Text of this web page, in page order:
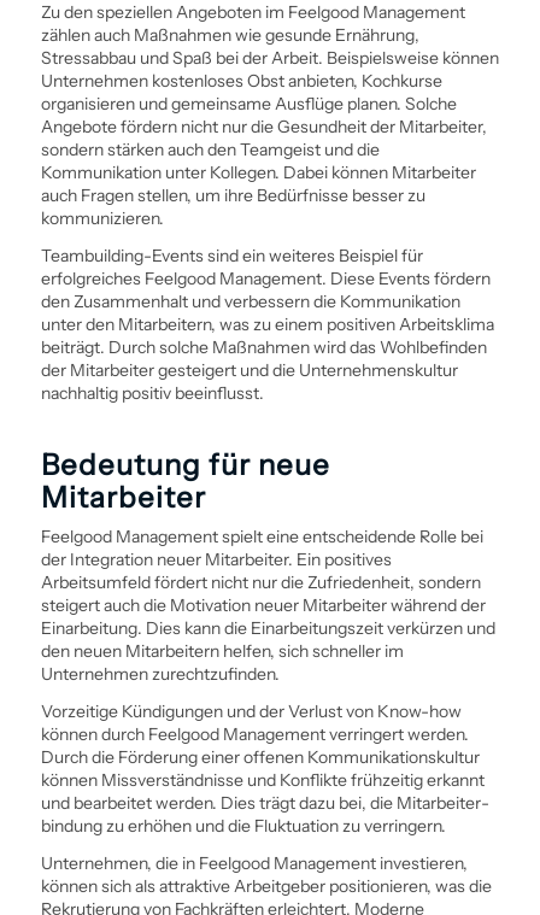
Zu den speziellen Angeboten im Feelgood Management
zählen auch Maßnahmen wie gesunde Ernährung,
Stressabbau und Spaß bei der Arbeit. Beispiels­weise können
Unternehmen kostenloses Obst anbieten, Kochkurse
organisieren und gemeinsame Ausflüge planen. Solche
Angebote fördern nicht nur die Gesundheit der Mitarbeiter,
sondern stärken auch den Teamgeist und die
Kommunikation unter Kollegen. Dabei können Mitarbeiter
auch Fragen stellen, um ihre Bedürfnisse besser zu
kommunizieren.
Teambuilding-Events sind ein weiteres Beispiel für
erfolgreiches Feelgood Management. Diese Events fördern
den Zusammenhalt und verbessern die Kommunikation
unter den Mitarbeitern, was zu einem positiven Arbeitsklima
beiträgt. Durch solche Maßnahmen wird das Wohlbefinden
der Mitarbeiter gesteigert und die Unternehmenskultur
nachhaltig positiv beeinflusst.
Bedeutung für neue
Mitarbeiter
Feelgood Management spielt eine entscheidende Rolle bei
der Integration neuer Mitarbeiter. Ein positives
Arbeitsumfeld fördert nicht nur die Zufriedenheit, sondern
steigert auch die Motivation neuer Mitarbeiter während der
Einarbeitung. Dies kann die Einarbeitungszeit verkürzen und
den neuen Mitarbeitern helfen, sich schneller im
Unternehmen zurechtzufinden.
Vorzeitige Kündigungen und der Verlust von Know-how
können durch Feelgood Management verringert werden.
Durch die Förderung einer offenen Kommunikationskultur
können Missverständnisse und Konflikte frühzeitig erkannt
und bearbeitet werden. Dies trägt dazu bei, die Mitarbeiter­
bindung zu erhöhen und die Fluktuation zu verringern.
Unternehmen, die in Feelgood Management investieren,
können sich als attraktive Arbeitgeber positionieren, was die
Rekrutierung von Fachkräften erleichtert. Moderne